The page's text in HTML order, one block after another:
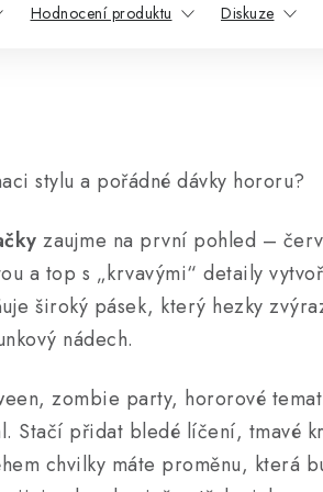
Hodnocení produktu Diskuze
stylu a pořádné dávky hororu?
zaujme na první pohled –
a top s „krvavými“ detaily
široký pásek, který hezky
nádech.
zombie party, hororové
Stačí přidat bledé líčení, tmavé
chvilky máte proměnu, která